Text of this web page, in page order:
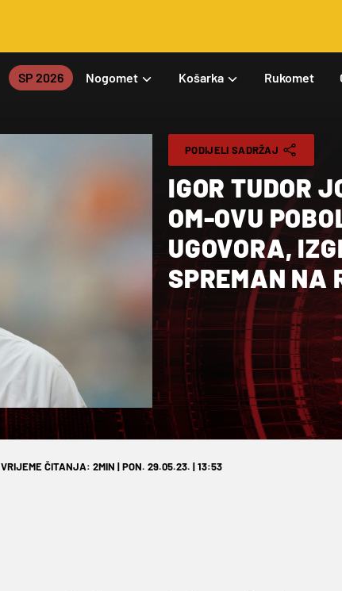
SP 2026 Nogomet Košarka Rukomet
PODIJELI SADRŽAJ
IGOR TUDOR
OM-OVU
UGOVORA,
SPREMAN NA
VRIJEME ČITANJA: 2MIN | PON. 29.05.23. | 13:53